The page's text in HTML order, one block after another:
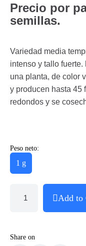
Precio por
semillas.
Variedad media
intenso y tallo fuerte.
una planta, de color
y producen hasta 45
redondos y se
Peso neto:
1 g
Add to
Share on